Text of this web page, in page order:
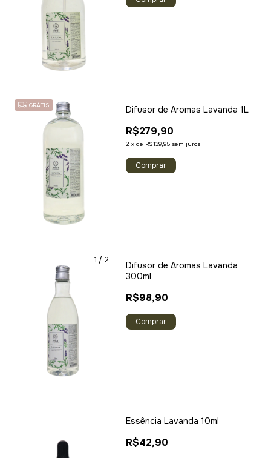
GRÁTIS Difusor de Aromas Lavanda 1L
R$279,90
2 x de R$139,95 sem juros
1 / 2
Difusor de Aromas Lavanda
300ml
R$98,90
Comprar
Essência Lavanda 10ml
R$42,90